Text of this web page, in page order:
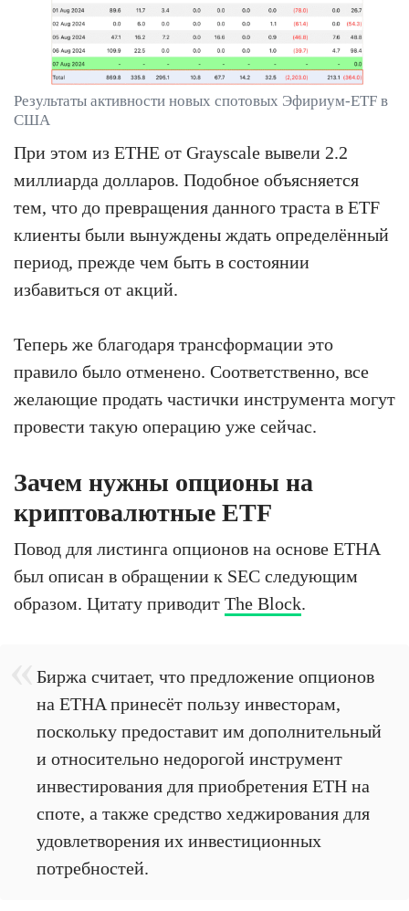
Результаты активности новых спотовых Эфириум-ETF в
США
При этом из ETHE от Grayscale вывели 2.2
миллиарда долларов. Подобное объясняется
тем, что до превращения данного траста в ETF
клиенты были вынуждены ждать определённый
период, прежде чем быть в состоянии
избавиться от акций.
Теперь же благодаря трансформации это
правило было отменено. Соответственно, все
желающие продать частички инструмента могут
провести такую операцию уже сейчас.
Зачем нужны опционы на
криптовалютные ETF
Повод для листинга опционов на основе ETHA
был описан в обращении к SEC следующим
образом. Цитату приводит The Block.
Биржа считает, что предложение опционов
на ETHA принесёт пользу инвесторам,
поскольку предоставит им дополнительный
и относительно недорогой инструмент
инвестирования для приобретения ETH на
споте, а также средство хеджирования для
удовлетворения их инвестиционных
потребностей.